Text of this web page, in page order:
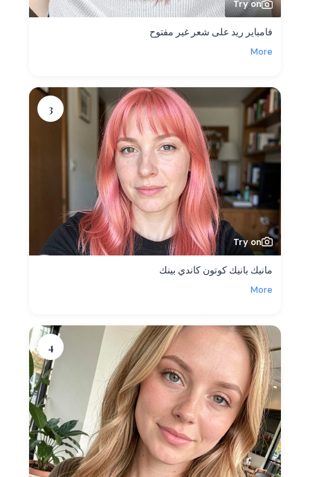
Try on
فامباير ريد على شعر غير مفتوح
More
3
Try on
مانيك بانيك كوتون كاندي بينك
More
4